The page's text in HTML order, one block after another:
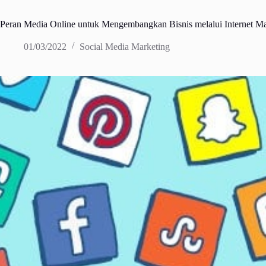
Peran Media Online untuk Mengembangkan Bisnis melalui Internet
01/03/2022 Social Media Marketing